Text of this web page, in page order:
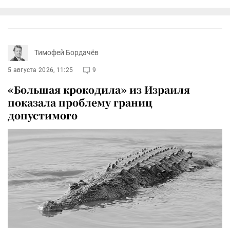
Тимофей Бордачёв
5 августа 2026, 11:25 9
«Большая крокодила» из Израиля
показала проблему границ
допустимого